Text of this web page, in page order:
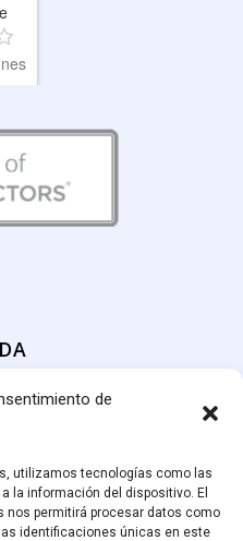
de
utilizamos tecnologías como las
la información del dispositivo. El
permitirá procesar datos como
identificaciones únicas en este